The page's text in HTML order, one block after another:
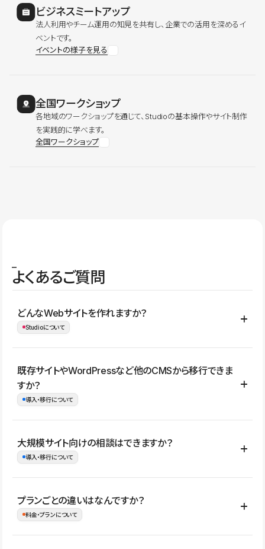
ビジネスミートアップ
法人利用やチーム運用の知見を共有し、企業での活用を深めるイ
ベントです。
イベントの様子を見る
全国ワークショップ
各地域のワークショップを通じて、Studioの基本操作やサイト制作
を実践的に学べます。
全国ワークショップ
よくあるご質問
どんなWebサイトを作れますか？
Studioについて
コーポレートサイト、サービスサイト、LP、採用サイト、ブロ
グ・メディア、イベントサイト、店舗・商品紹介サイト、ポートフ
ォリオなど幅広く制作できます。
既存サイトやWordPressなど他のCMSから移行できま
すか？
導入・移行について
はい。既存サイトの構成やコンテンツ、URLを整理したうえで、
Studio上に再構築する形で移行できます。 WordPressの場合は、
イト全体のデザインや設定がそのまま移行されるわけではないた
め、移行後にページ構成やデザイン、CMS設計、URL・リダイレク
大規模サイト向けの相談はできますか？
導入・移行について
はい。アクセス規模が大きいサイトや、複数部門での運用、権限管
理、セキュリティ確認、既存システムとの連携など、個別の要件が
プランごとの違いはなんですか？
料金・プランについて